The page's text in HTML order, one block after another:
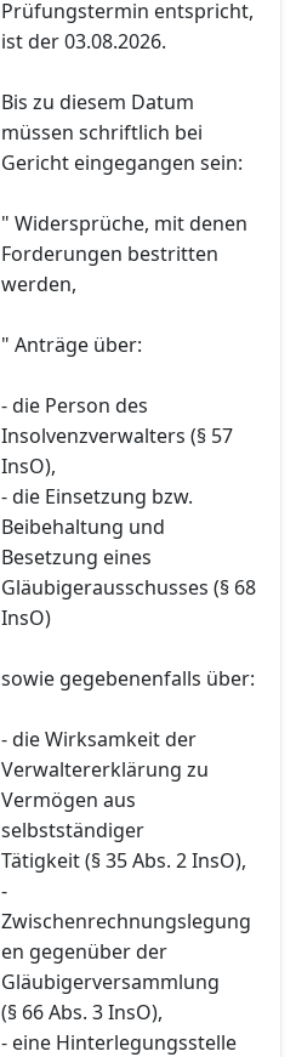
Prüfungstermin entspricht,
ist der 03.08.2026.
Bis zu diesem Datum
müssen schriftlich bei
Gericht eingegangen sein:
" Widersprüche, mit denen
Forderungen bestritten
werden,
" Anträge über:
- die Person des
Insolvenzverwalters (§ 57
InsO),
- die Einsetzung bzw.
Beibehaltung und
Besetzung eines
Gläubigerausschusses (§ 68
InsO)
sowie gegebenenfalls über:
- die Wirksamkeit der
Verwaltererklärung zu
Vermögen aus
selbstständiger
Tätigkeit (§ 35 Abs. 2 InsO),
-
Zwischenrechnungslegung
en gegenüber der
Gläubigerversammlung
(§ 66 Abs. 3 InsO),
- eine Hinterlegungsstelle